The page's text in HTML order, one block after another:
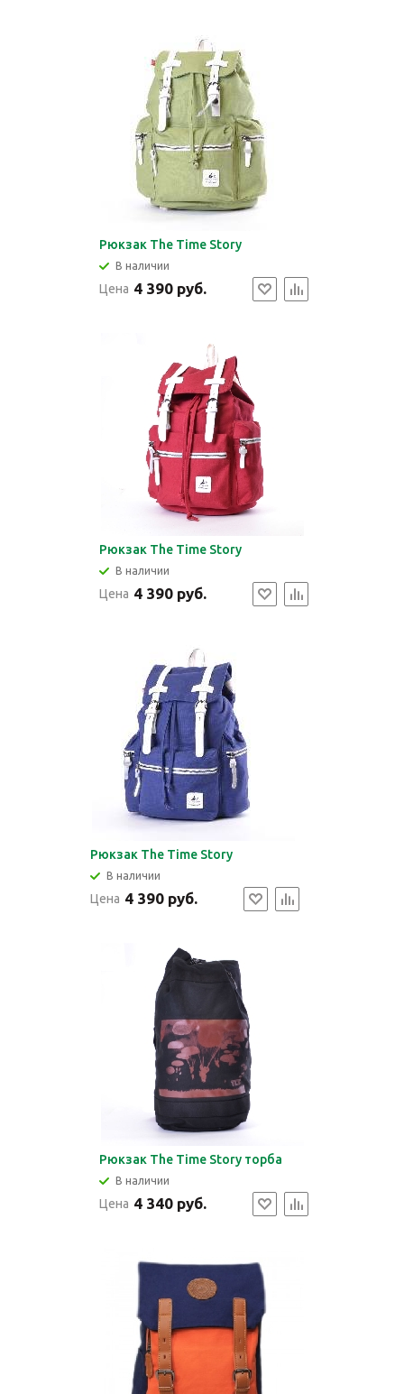
Рюкзак The Time Story
В наличии
Цена 4 390 руб.
Рюкзак The Time Story
В наличии
Цена 4 390 руб.
Рюкзак The Time Story
В наличии
Цена 4 390 руб.
Рюкзак The Time Story торба
В наличии
Цена 4 340 руб.